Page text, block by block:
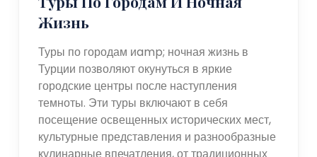
Жизнь
Туры по городам иamp; ночная жизнь в
Турции позволяют окунуться в яркие
городские центры после наступления
темноты. Эти туры включают в себя
посещение освещенных исторических мест,
культурные представления и разнообразные